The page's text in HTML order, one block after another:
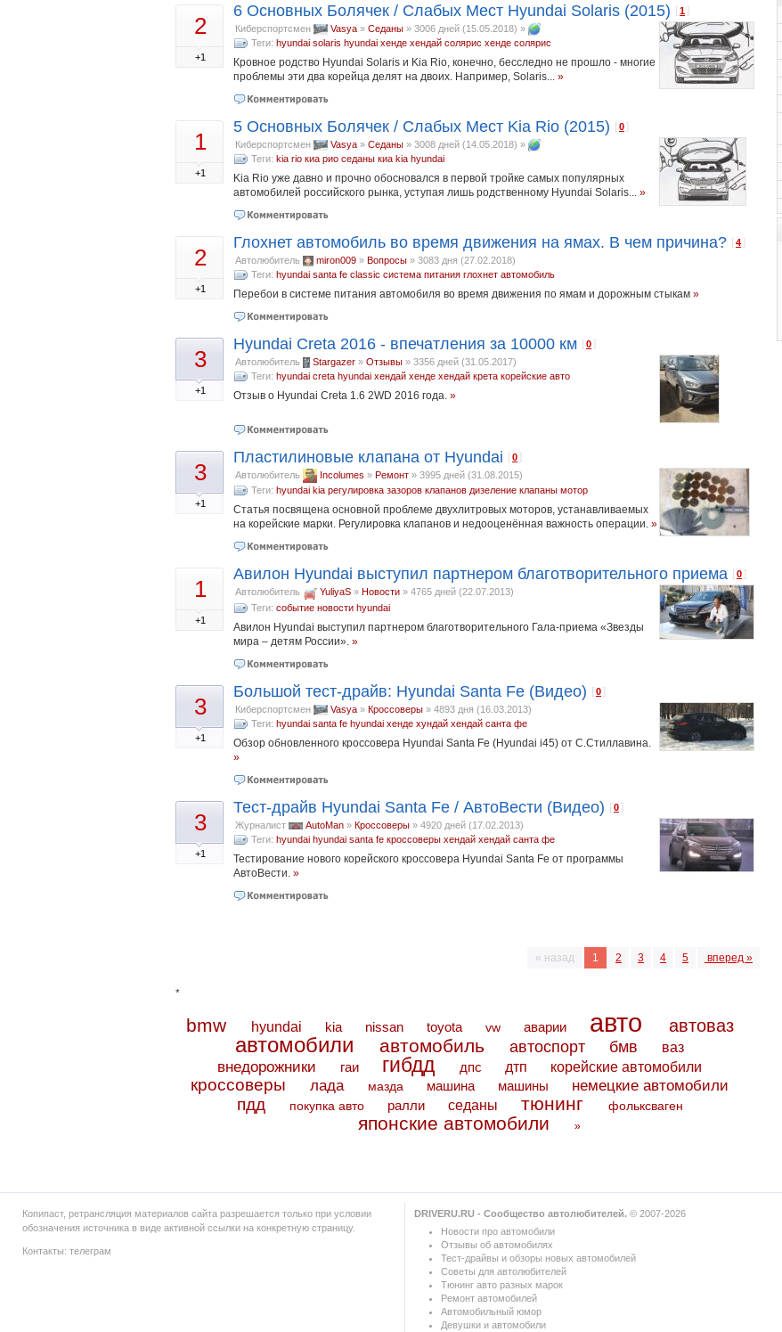
2
+1
6 Основных Болячек / Слабых Мест Hyundai Solaris (2015) [1 ]
Киберспортсмен Vasya » Седаны » 3006 дней (15.05.2018) »
Теги: hyundai solaris hyundai хенде хендай солярис хенде солярис
Кровное родство Hyundai Solaris и Kia Rio, конечно, бесследно не прошло - многие
проблемы эти два корейца делят на двоих. Например, Solaris... »
1
+1
5 Основных Болячек / Слабых Мест Kia Rio (2015) [0
Киберспортсмен Vasya » Седаны » 3008 дней (14.05.2018) »
Теги: kia rio киа рио седаны киа kia hyundai
Kia Rio уже давно и прочно обосновался в первой тройке самых популярных
автомобилей российского рынка, уступая лишь родственному Hyundai Solaris... »
2
+1
Глохнет автомобиль во время движения на ямах. В чем причина? [4
Автолюбитель miron009 » Вопросы » 3083 дня (27.02.2018)
Теги: hyundai santa fe classic система питания глохнет автомобиль
Перебои в системе питания автомобиля во время движения по ямам и дорожным стыкам »
3
+1
Hyundai Creta 2016 - впечатления за 10000 км [0
Автолюбитель Stargazer » Отзывы » 3356 дней (31.05.2017)
Теги: hyundai creta hyundai хендай хенде хендай крета корейские авто
Отзыв о Hyundai Creta 1.6 2WD 2016 года. »
3
+1
Пластилиновые клапана от Hyundai [0
Автолюбитель Incolumes » Ремонт » 3995 дней (31.08.2015)
Теги: hyundai kia регулировка зазоров клапанов дизеление клапаны мотор
Статья посвящена основной проблеме двухлитровых моторов, устанавливаемых
на корейские марки. Регулировка клапанов и недооценённая важность операции. »
1
+1
Авилон Hyundai выступил партнером благотворительного приема [0
Автолюбитель YuliyaS » Новости » 4765 дней (22.07.2013)
Теги: событие новости hyundai
Авилон Hyundai выступил партнером благотворительного Гала-приема «Звезды
мира – детям России». »
3
+1
Большой тест-драйв: Hyundai Santa Fe (Видео) [0 ]
Киберспортсмен Vasya » Кроссоверы » 4893 дня (16.03.2013)
Теги: hyundai santa fe hyundai хенде хундай хендай санта фе
Обзор обновленного кроссовера Hyundai Santa Fe (Hyundai i45) от С.Стиллавина.
»
3
+1
Тест-драйв Hyundai Santa Fe / АвтоВести (Видео) [0 ]
Журналист AutoMan » Кроссоверы » 4920 дней (17.02.2013)
Теги: hyundai hyundai santa fe кроссоверы хендай хендай санта фе
Тестирование нового корейского кроссовера Hyundai Santa Fe от программы
АвтоВести. »
« назад 1 2 3 4 5 вперед »
*
bmw hyundai kia nissan toyota vw аварии авто автоваз
автомобили автомобиль автоспорт бмв ваз
внедорожники гаи гибдд дпс дтп корейские автомобили
кроссоверы лада мазда машина машины немецкие автомобили
пдд покупка авто ралли седаны тюнинг фольксваген
японские автомобили »
Копипаст, ретрансляция материалов сайта разрешается только при условии
обозначения источника в виде активной ссылки на конкретную страницу.
Контакты: телеграм
DRIVERU.RU - Сообщество автолюбителей.© 2007-2026
Новости про автомобили
Отзывы об автомобилях
Тест-драйвы и обзоры новых автомобилей
Советы для автолюбителей
Тюнинг авто разных марок
Ремонт автомобилей
Автомобильный юмор
Девушки и автомобили